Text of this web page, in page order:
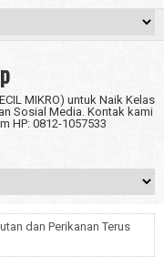
MIKRO) untuk Naik Kelas
Sosial Media. Kontak kami
HP: 0812-1057533
dan Perikanan Terus